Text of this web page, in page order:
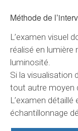
Méthode de
L’examen visuel
réalisé en lumière
luminosité.
Si la visualisation
tout autre moyen
L’examen
échantillonnage